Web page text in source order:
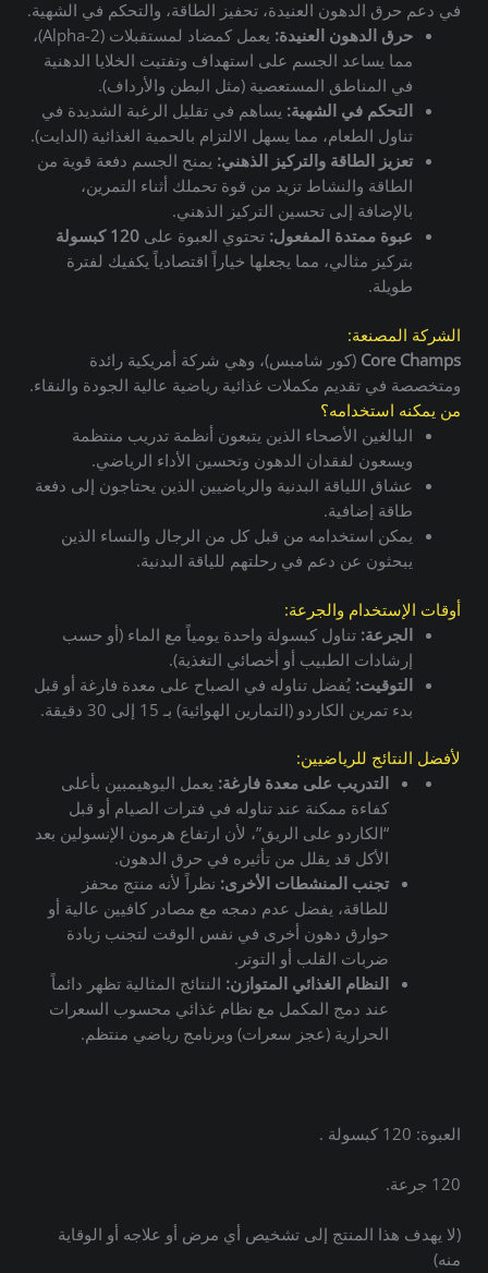
في دعم حرق الدهون العنيدة، تحفيز الطاقة، والتحكم في الشهية.
حرق الدهون العنيدة:
يعمل كمضاد لمستقبلات (Alpha-2)،
مما يساعد الجسم على استهداف وتفتيت الخلايا الدهنية
في المناطق المستعصية (مثل البطن والأرداف).
التحكم في الشهية: يساهم في تقليل الرغبة الشديدة في
تناول الطعام، مما يسهل الالتزام بالحمية الغذائية (الدايت).
تعزيز الطاقة والتركيز الذهني: يمنح الجسم دفعة قوية من
الطاقة والنشاط تزيد من قوة تحملك أثناء التمرين،
بالإضافة إلى تحسين التركيز الذهني.
عبوة ممتدة المفعول: تحتوي العبوة على 120 كبسولة
بتركيز مثالي، مما يجعلها خياراً اقتصادياً يكفيك لفترة
طويلة.
الشركة المصنعة:
Core Champs (كور شامبس)، وهي شركة أمريكية رائدة
ومتخصصة في تقديم مكملات غذائية رياضية عالية الجودة والنقاء.
من يمكنه استخدامه؟
البالغين الأصحاء الذين يتبعون أنظمة تدريب منتظمة
ويسعون لفقدان الدهون وتحسين الأداء الرياضي.
عشاق اللياقة البدنية والرياضيين الذين يحتاجون إلى دفعة
طاقة إضافية.
يمكن استخدامه من قبل كل من الرجال والنساء الذين
يبحثون عن دعم في رحلتهم للياقة البدنية.
أوقات الإستخدام والجرعة:
الجرعة: تناول كبسولة واحدة يومياً مع الماء (أو حسب
إرشادات الطبيب أو أخصائي التغذية).
التوقيت: يُفضل تناوله في الصباح على معدة فارغة أو قبل
بدء تمرين الكاردو (التمارين الهوائية) بـ 15 إلى 30 دقيقة.
لأفضل النتائج للرياضيين:
التدريب على معدة فارغة: يعمل اليوهيمبين بأعلى
كفاءة ممكنة عند تناوله في فترات الصيام أو قبل
“الكاردو على الريق”، لأن ارتفاع هرمون الإنسولين بعد
الأكل قد يقلل من تأثيره في حرق الدهون.
تجنب المنشطات الأخرى: نظراً لأنه منتج محفز
للطاقة، يفضل عدم دمجه مع مصادر كافيين عالية أو
حوارق دهون أخرى في نفس الوقت لتجنب زيادة
ضربات القلب أو التوتر.
النظام الغذائي المتوازن: النتائج المثالية تظهر دائماً
عند دمج المكمل مع نظام غذائي محسوب السعرات
الحرارية (عجز سعرات) وبرنامج رياضي منتظم.
العبوة: 120 كبسولة .
120 جرعة.
(لا يهدف هذا المنتج إلى تشخيص أي مرض أو علاجه أو الوقاية
منه)